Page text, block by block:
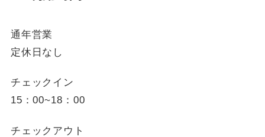
通年営業
定休日なし
チェックイン
15：00~18：00
チェックアウト